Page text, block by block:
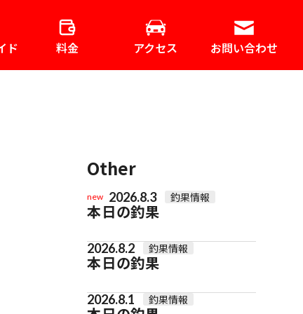
ド 料金 アクセス お問い合わせ
Other
new 2026.8.3 釣果情報
本日の釣果
2026.8.2 釣果情報
本日の釣果
2026.8.1 釣果情報